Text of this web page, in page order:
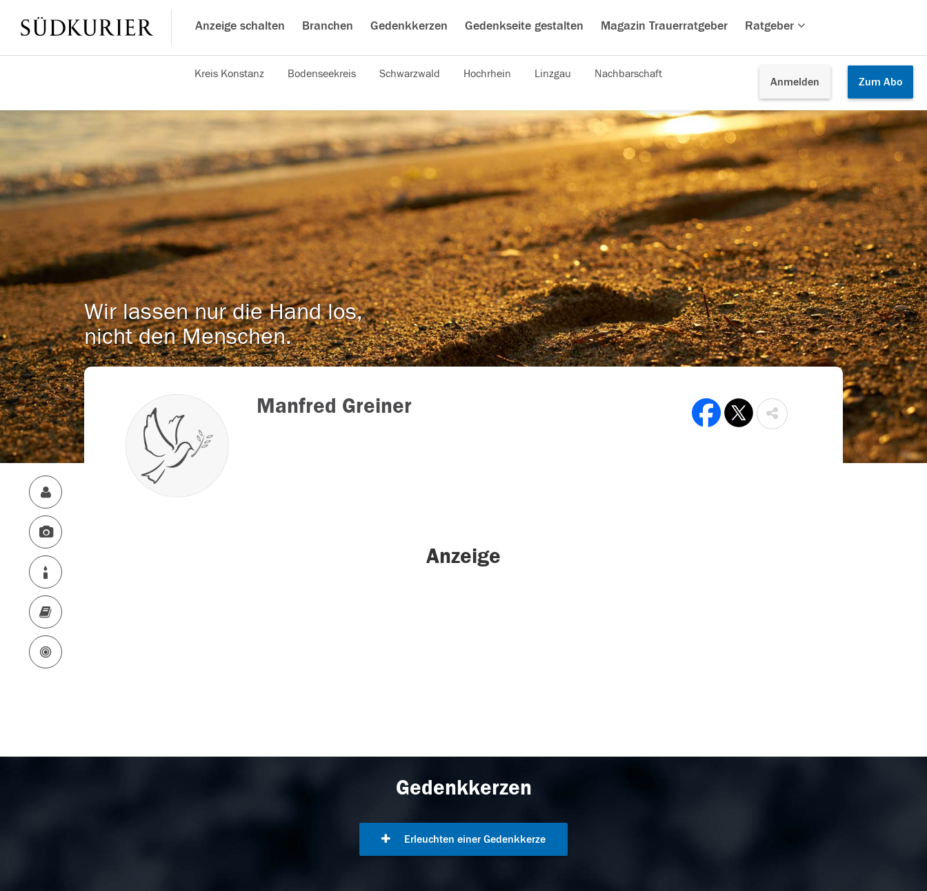
Anzeige schalten Branchen Gedenkkerzen Gedenkseite gestalten Magazin Trauerratgeber Ratgeber
Anmelden Zum Abo
Kreis Konstanz Bodenseekreis Schwarzwald Hochrhein Linzgau Nachbarschaft
Wir lassen nur die Hand los,
nicht den Menschen.
Manfred Greiner
Anzeige
Gedenkkerzen
Erleuchten einer Gedenkkerze